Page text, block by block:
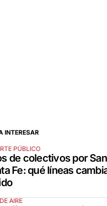
INTERESAR
PÚBLICO
de colectivos por
Fe: qué líneas
AIRE